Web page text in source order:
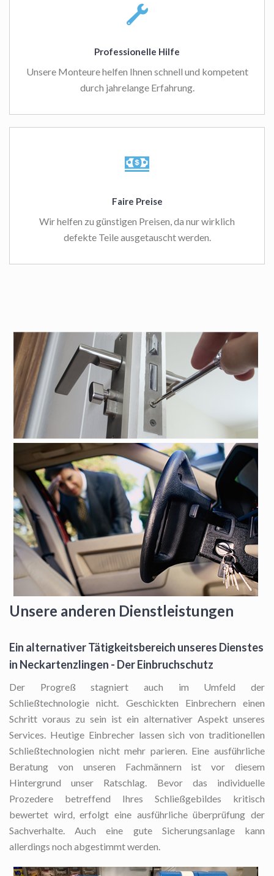
Professionelle Hilfe
Unsere Monteure helfen Ihnen schnell und kompetent
durch jahrelange Erfahrung.
Faire Preise
Wir helfen zu günstigen Preisen, da nur wirklich
defekte Teile ausgetauscht werden.
Unsere anderen Dienstleistungen
Ein alternativer Tätigkeitsbereich unseres Dienstes
in Neckartenzlingen - Der Einbruchschutz
Der Progreß stagniert auch im Umfeld der
Schließtechnologie nicht. Geschickten Einbrechern einen
Schritt voraus zu sein ist ein alternativer Aspekt unseres
Services. Heutige Einbrecher lassen sich von traditionellen
Schließtechnologien nicht mehr parieren. Eine ausführliche
Beratung von unseren Fachmännern ist vor diesem
Hintergrund unser Ratschlag. Bevor das individuelle
Prozedere betreffend Ihres Schließgebildes kritisch
bewertet wird, erfolgt eine ausführliche überprüfung der
Sachverhalte. Auch eine gute Sicherungsanlage kann
allerdings noch abgestimmt werden.